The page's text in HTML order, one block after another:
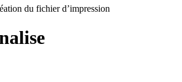
du fichier d’impression